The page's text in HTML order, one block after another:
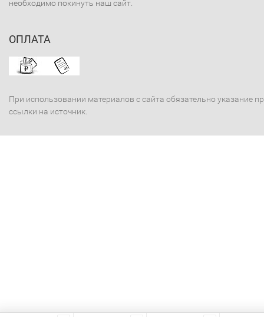
необходимо покинуть наш сайт.
ОПЛАТА
При использовании материалов с сайта обязательно указание
ссылки на источник.